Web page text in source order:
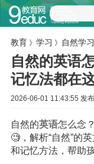
教育 》 学习 》 自然学习
自然的英语
记忆法都在
2026-06-01 11:43:55 发布
自然的英语怎么念
🧐，解析“自然”的
和记忆方法，帮助